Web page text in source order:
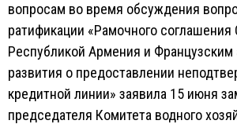
вопросам во время обсуждения
ратификации «Рамочного
Республикой Армения и Французским
развития о предоставлении
кредитной линии» заявила 15 июня
председателя Комитета водного